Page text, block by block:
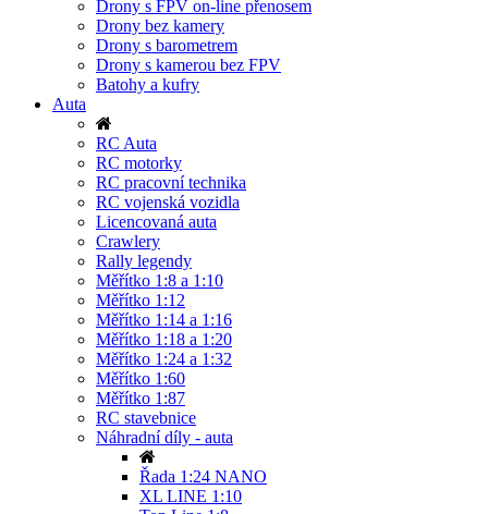
Drony s FPV on-line přenosem
Drony bez kamery
Drony s barometrem
Drony s kamerou bez FPV
Batohy a kufry
Auta
RC Auta
RC motorky
RC pracovní technika
RC vojenská vozidla
Licencovaná auta
Crawlery
Rally legendy
Měřítko 1:8 a 1:10
Měřítko 1:12
Měřítko 1:14 a 1:16
Měřítko 1:18 a 1:20
Měřítko 1:24 a 1:32
Měřítko 1:60
Měřítko 1:87
RC stavebnice
Náhradní díly - auta
Řada 1:24 NANO
XL LINE 1:10